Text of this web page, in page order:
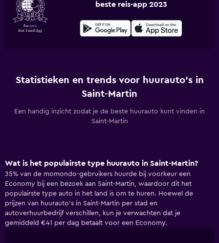
beste reis-app 2023
Statistieken en trends voor huurauto's in
Saint-Martin
Een handig inzicht zodat je de beste huurauto kunt vinden in
Saint-Martin
Wat is het populairste type huurauto in Saint-Martin?
35% van de momondo-gebruikers huurde bij voorkeur een
Economy bij een bezoek aan Saint-Martin, waardoor dit het
populairste type auto in het land is om te huren. Hoewel de
prijzen van huurauto's in Saint-Martin per stad en
autoverhuurbedrijf verschillen, kun je verwachten dat je
gemiddeld €41 per dag betaalt voor een Economy.